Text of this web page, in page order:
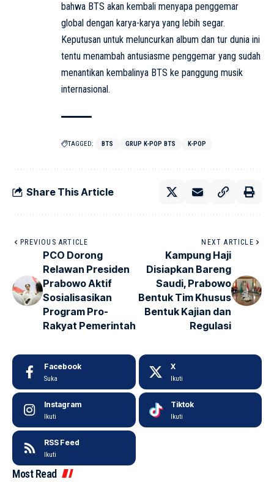
bahwa BTS akan kembali menyapa penggemar
global dengan karya-karya yang lebih segar.
Keputusan untuk meluncurkan album dan tur dunia ini
tentu menambah antusiasme penggemar yang sudah
menantikan kembalinya BTS ke panggung musik
internasional.
TAGGED: BTS GRUP K-POP BTS K-POP
Share This Article
PREVIOUS ARTICLE
PCO Dorong
Relawan Presiden
Prabowo Aktif
Sosialisasikan
Program Pro-
Rakyat Pemerintah
NEXT ARTICLE
Kampung Haji
Disiapkan Bareng
Saudi, Prabowo
Bentuk Tim Khusus
Bentuk Kajian dan
Regulasi
Facebook
Suka
X
Ikuti
Instagram
Ikuti
Tiktok
Ikuti
RSS Feed
Ikuti
Most Read